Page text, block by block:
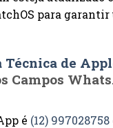
para
de
Campos
é (12) 997028758